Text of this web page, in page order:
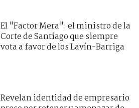
El "Factor Mera": el ministro de la
Corte de Santiago que siempre
vota a favor de los Lavín-Barriga
Revelan identidad de empresario